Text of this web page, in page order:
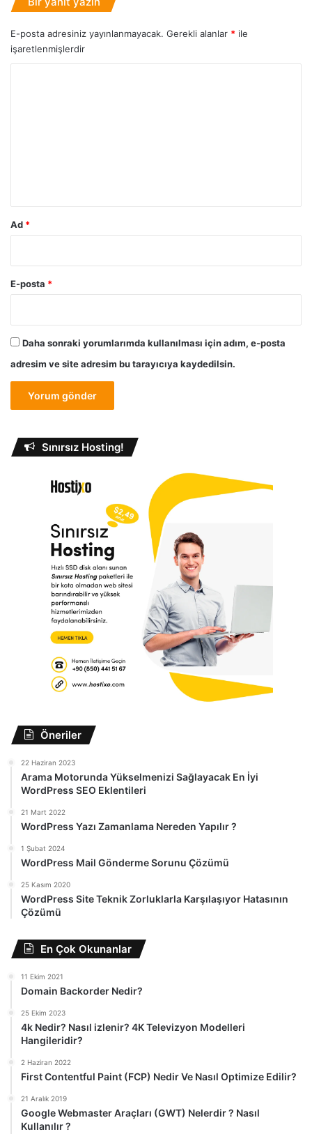
E-posta adresiniz yayınlanmayacak. Gerekli alanlar * ile
işaretlenmişlerdir
Ad *
E-posta *
Daha sonraki yorumlarımda kullanılması için adım, e-posta
adresim ve site adresim bu tarayıcıya kaydedilsin.
Sınırsız Hosting!
Öneriler
22 Haziran 2023
Arama Motorunda Yükselmenizi Sağlayacak En İyi
WordPress SEO Eklentileri
21 Mart 2022
WordPress Yazı Zamanlama Nereden Yapılır ?
1 Şubat 2024
WordPress Mail Gönderme Sorunu Çözümü
25 Kasım 2020
WordPress Site Teknik Zorluklarla Karşılaşıyor Hatasının
Çözümü
En Çok Okunanlar
11 Ekim 2021
Domain Backorder Nedir?
25 Ekim 2023
4k Nedir? Nasıl izlenir? 4K Televizyon Modelleri
Hangileridir?
2 Haziran 2022
First Contentful Paint (FCP) Nedir Ve Nasıl Optimize Edilir?
21 Aralık 2019
Google Webmaster Araçları (GWT) Nelerdir ? Nasıl
Kullanılır ?